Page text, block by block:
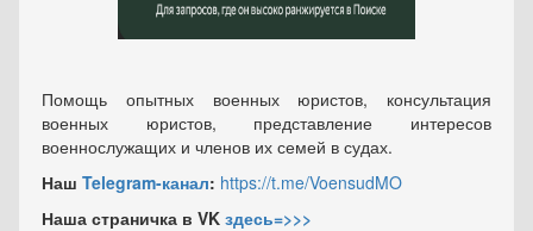
Помощь опытных военных юристов, консультация
военных юристов, представление интересов
военнослужащих и членов их семей в судах.
Наш Telegram-канал: https://t.me/VoensudMO
Наша страничка в VK здесь=>>>